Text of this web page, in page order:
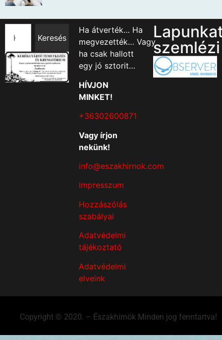
Keresés
Ha átverték… Ha
megvezették… Vagy
ha csak hallott
egy jó sztorit…
HÍVJON
MINKET!
+36302600871
Vagy írjon
nekünk!
info@eszakhirnok.com
Impresszum
Hozzászólás
szabályai
Adatvédelmi
tájékoztató
Adatvédelmi
elveink
szemlézi
Copyright © 2020. – Északhírnök Minden jog fenntartva!